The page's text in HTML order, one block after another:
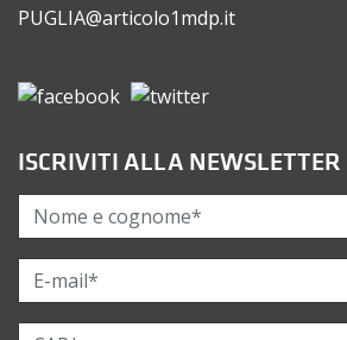
PUGLIA@articolo1mdp.it
ISCRIVITI ALLA NEWSLETTER